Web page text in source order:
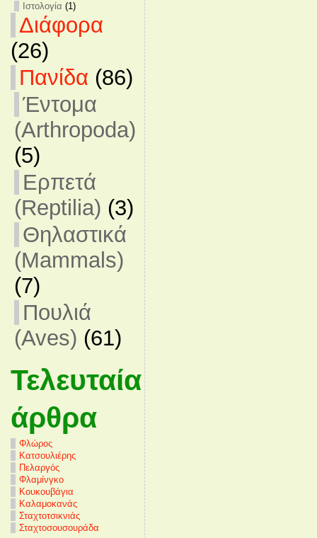
Ιστολογία (1)
Διάφορα
(26)
Πανίδα (86)
Έντομα
(Arthropoda)
(5)
Ερπετά
(Reptilia) (3)
Θηλαστικά
(Mammals)
(7)
Πουλιά
(Aves) (61)
Τελευταία
άρθρα
Φλώρος
Κατσουλιέρης
Πελαργός
Φλαμίνγκο
Κουκουβάγια
Καλαμοκανάς
Σταχτοτσικνιάς
Σταχτοσουσουράδα